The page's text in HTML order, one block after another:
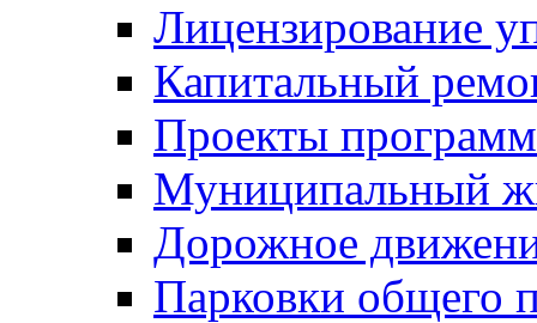
Лицензирование
Капитальный
Проекты программ
Муниципальный
Дорожное
Парковки общего